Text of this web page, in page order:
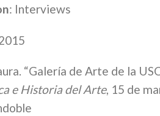
: Interviews
“Galería de Arte de la
e Historia del Arte, 15 de